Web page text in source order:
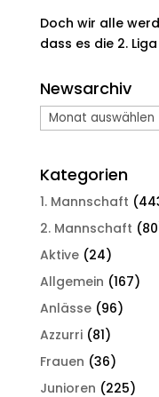
Doch wir alle
dass es die 2.
Newsarchiv
Newsarchiv
Kategorien
1. Mannschaft
2. Mannschaft
Aktive(24)
Allgemein (167)
Anlässe(96)
Azzurri(81)
Frauen (36)
Junioren (225)